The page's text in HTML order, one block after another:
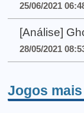
25/06/2021
[Análise]
28/05/2021
Jogos